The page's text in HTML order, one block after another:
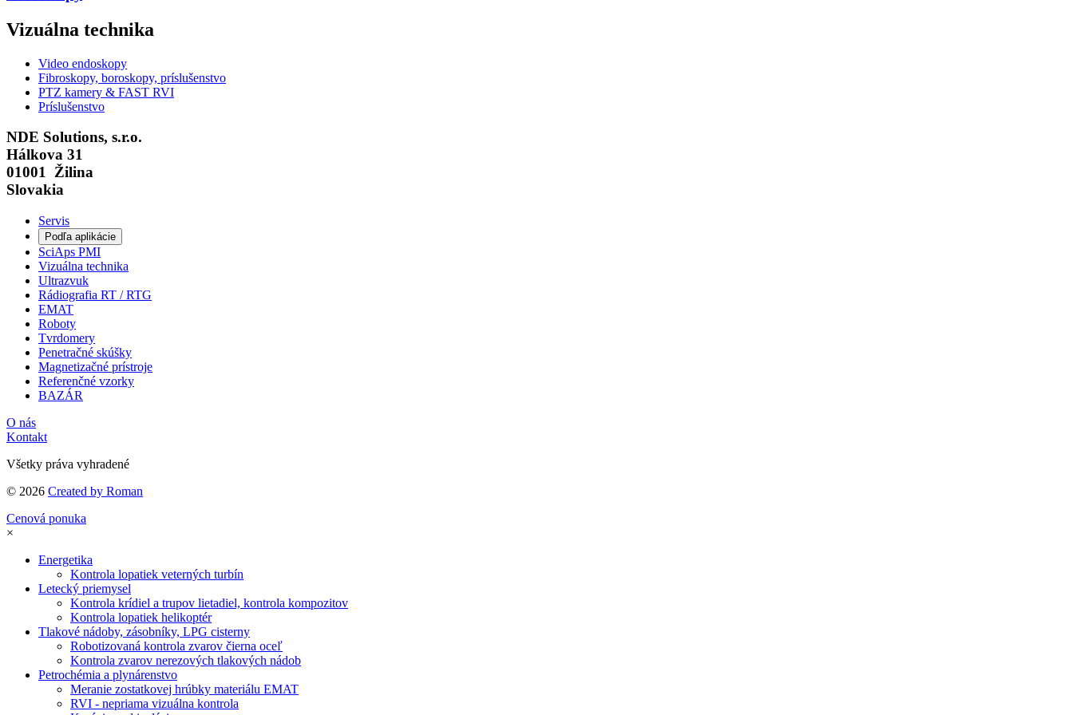
Vizuálna technika
Video endoskopy
Fibroskopy, boroskopy, príslušenstvo
PTZ kamery & FAST RVI
Príslušenstvo
NDE Solutions, s.r.o.
Hálkova 31
01001 Žilina
Slovakia
Servis
Podľa aplikácie
SciAps PMI
Vizuálna technika
Ultrazvuk
Rádiografia RT / RTG
EMAT
Roboty
Tvrdomery
Penetračné skúšky
Magnetizačné prístroje
Referenčné vzorky
BAZÁR
O nás
Kontakt
Všetky práva vyhradené
© 2026 Created by Roman
Cenová ponuka
×
Energetika
Kontrola lopatiek veterných turbín
Letecký priemysel
Kontrola krídiel a trupov lietadiel, kontrola kompozitov
Kontrola lopatiek helikoptér
Tlakové nádoby, zásobníky, LPG cisterny
Robotizovaná kontrola zvarov čierna oceľ
Kontrola zvarov nerezových tlakových nádob
Petrochémia a plynárenstvo
Meranie zostatkovej hrúbky materiálu EMAT
RVI - nepriama vizuálna kontrola